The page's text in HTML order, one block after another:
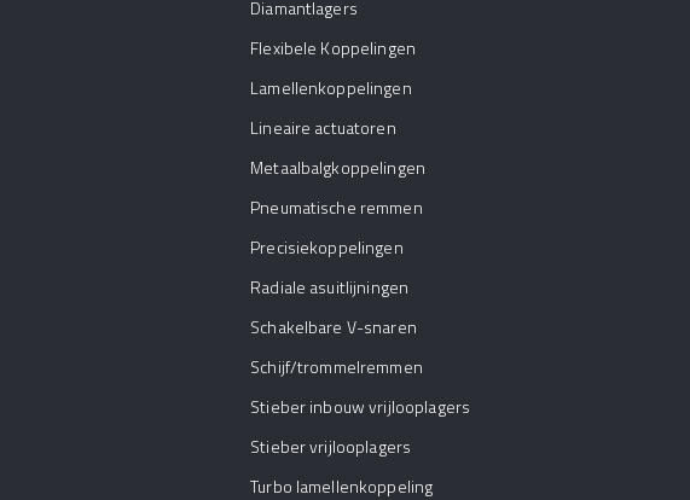
Diamantlagers
Flexibele Koppelingen
Lamellenkoppelingen
Lineaire actuatoren
Metaalbalgkoppelingen
Pneumatische remmen
Precisiekoppelingen
Radiale asuitlijningen
Schakelbare V-snaren
Schijf/trommelremmen
Stieber inbouw vrijlooplagers
Stieber vrijlooplagers
Turbo lamellenkoppeling